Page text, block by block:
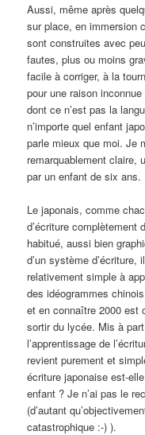
Aussi, même après
sur place, en immersion
sont construites avec
fautes, plus ou moins
facile à corriger, à la
pour une raison
dont ce n’est pas la
n’importe quel enfant
parle mieux que moi. Je
remarquablement claire,
par un enfant de six ans.
Le japonais, comme
d’écriture complètement
habitué, aussi bien
d’un système
relativement simple à
des idéogrammes
et en connaître 2000 est
sortir du lycée. Mis à
l’apprentissage de
revient purement et
écriture japonaise est-
enfant ? Je n’ai pas le
(d’autant
catastrophique :-) ).